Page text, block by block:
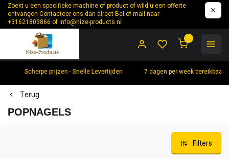
Zoekt u een specifieke machine of product of wild u een offerte
ontvangen Contacteer ons dan direct Bel of mail naar
+31621803866 ofinfo@nize-products.nl
Scherpe prijzen - Snelle Levertijden 7 dagen per week bereikbaar
Terug
POPNAGELS
Filters